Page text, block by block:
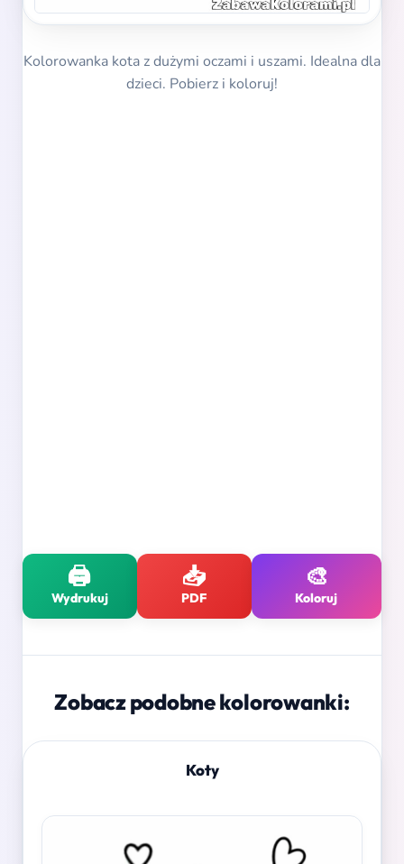
Kolorowanka kota z dużymi oczami i uszami. Idealna dla
dzieci. Pobierz i koloruj!
🖨️
Wydrukuj
📥
PDF
🎨
Koloruj
Zobacz podobne kolorowanki:
Koty